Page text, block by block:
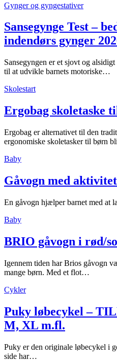
Gynger og gyngestativer
Sansegynge Test –
indendørs gynger
Sansegyngen er et sjovt og
til at udvikle barnets motoriske…
Skolestart
Ergobag skoletaske
Ergobag er alternativet til den
ergonomiske skoletasker til børn
Baby
Gåvogn med
En gåvogn hjælper barnet med at
Baby
BRIO gåvogn i rød/
Igennem tiden har Brios gåvogn
mange børn. Med et flot…
Cykler
Puky løbecykel –
M, XL m.fl.
Puky er den originale løbecykel i
side har…